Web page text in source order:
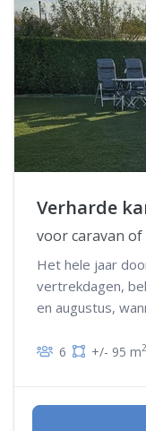
Verharde
voor caravan
Het hele jaar
vertrekdagen,
en augustus,
6 +/- 95 m2